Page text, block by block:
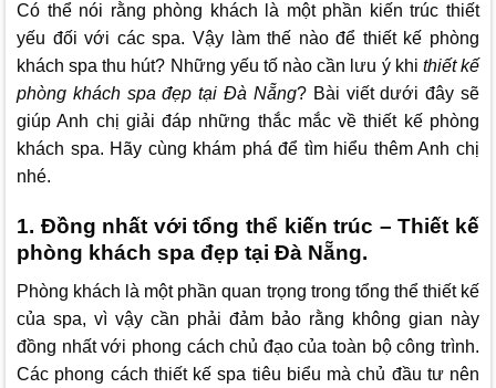
Có thể nói rằng phòng khách là một phần kiến trúc thiết
yếu đối với các spa. Vậy làm thế nào để thiết kế phòng
khách spa thu hút? Những yếu tố nào cần lưu ý khi thiết kế
phòng khách spa đẹp tại Đà Nẵng? Bài viết dưới đây sẽ
giúp Anh chị giải đáp những thắc mắc về thiết kế phòng
khách spa. Hãy cùng khám phá để tìm hiểu thêm Anh chị
nhé.
1. Đồng nhất với tổng thể kiến trúc – Thiết kế
phòng khách spa đẹp tại Đà Nẵng.
Phòng khách là một phần quan trọng trong tổng thể thiết kế
của spa, vì vậy cần phải đảm bảo rằng không gian này
đồng nhất với phong cách chủ đạo của toàn bộ công trình.
Các phong cách thiết kế spa tiêu biểu mà chủ đầu tư nên